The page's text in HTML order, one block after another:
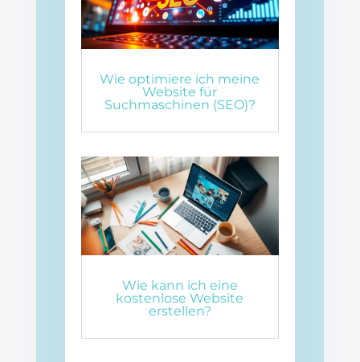
Wie optimiere ich meine
Website für
Suchmaschinen (SEO)?
Wie kann ich eine
kostenlose Website
erstellen?